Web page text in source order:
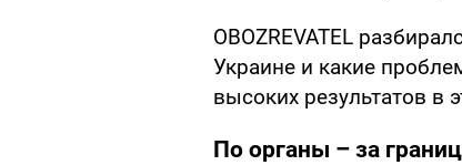
OBOZREVATEL
Украине и какие
высоких результатов в
По органы – за